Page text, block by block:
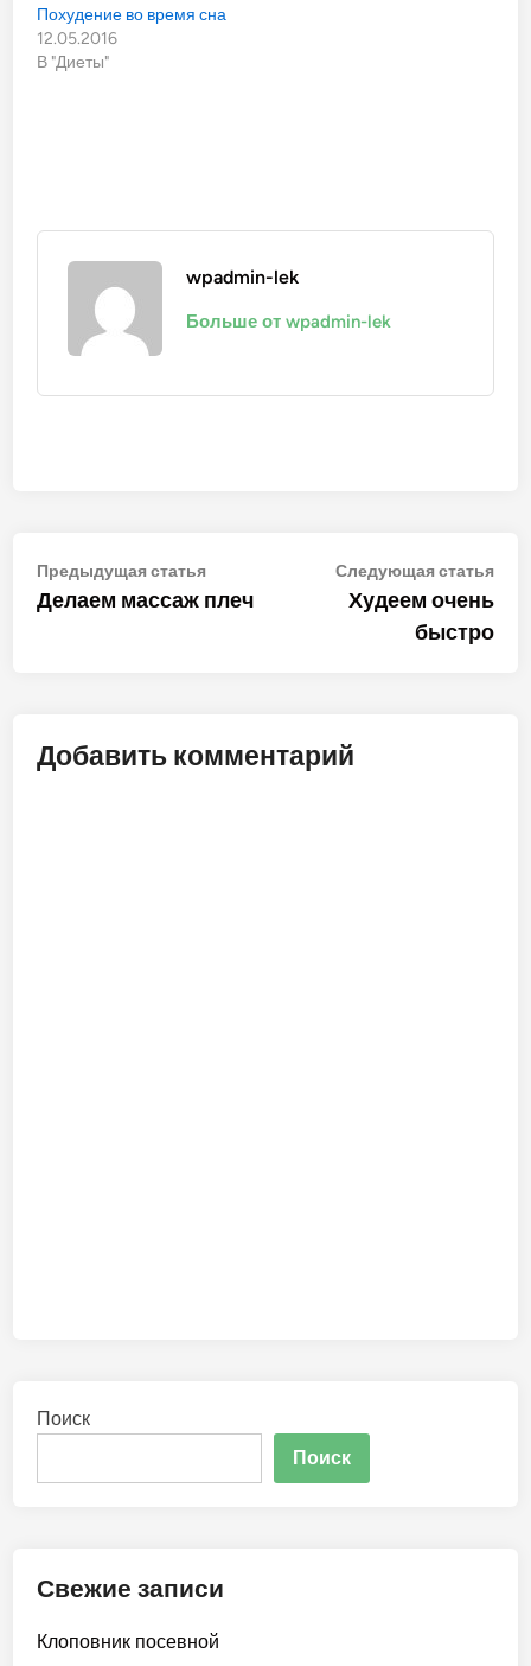
Похудение во время сна
12.05.2016
В "Диеты"
wpadmin-lek
Больше от wpadmin-lek
Навигация
по
Предыдущая статьяПредыдущая
статья:
Делаем массаж плеч
Следующая статья
Худеем очень
быстро
Добавить комментарий
Поиск
Поиск
Свежие записи
Клоповник посевной